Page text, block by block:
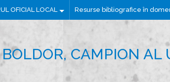
OFICIAL LOCAL Resurse bibliografice în
CAMPION